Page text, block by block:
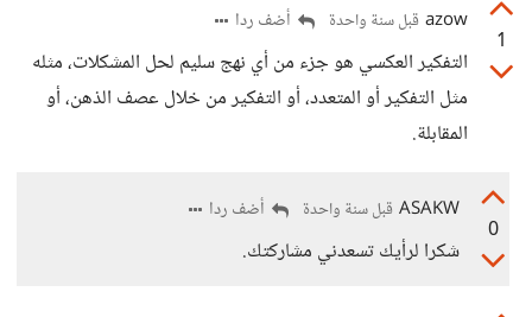
1
azow قبل سنة واحدة أضف ردا
التفكير العكسي هو جزء من أي نهج سليم لحل المشكلات، مثله
مثل التفكير أو المتعدد، أو التفكير من خلال عصف الذهن، أو
المقابلة.
0
ASAKW قبل سنة واحدة أضف ردا
شكرا لرأيك تسعدني مشاركتك.